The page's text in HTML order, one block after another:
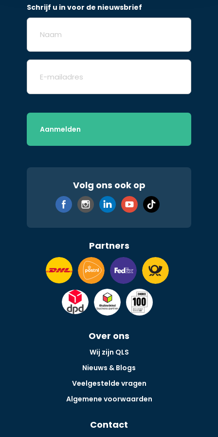
Schrijf u in voor de nieuwsbrief
Naam
E-
mailadres
Volg ons ook op
Partners
Over ons
Wij zijn QLS
Nieuws & Blogs
Veelgestelde vragen
Algemene voorwaarden
Contact